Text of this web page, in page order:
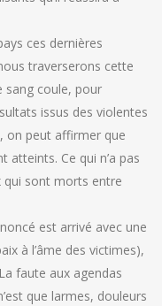
ces dernières
traverserons cette
sang coule, pour
issus des violentes
on peut affirmer que
atteints. Ce qui n’a pas
qui sont morts entre
est arrivé avec une
à l’âme des victimes),
faute aux agendas
que larmes, douleurs